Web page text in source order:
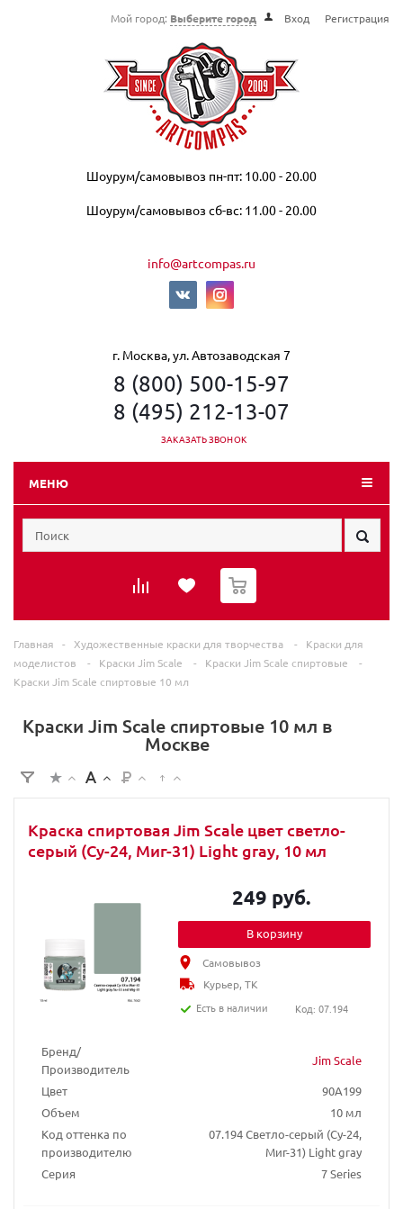
Мой город: Выберите город Вход Регистрация
Шоурум/самовывоз пн-пт: 10.00 - 20.00
Шоурум/самовывоз сб-вс: 11.00 - 20.00
info@artcompas.ru
г. Москва, ул. Автозаводская 7
8 (800) 500-15-97
8 (495) 212-13-07
ЗАКАЗАТЬ ЗВОНОК
МЕНЮ
0
Главная - Художественные краски для творчества -
Краски для
моделистов
- Краски Jim Scale - Краски Jim Scale спиртовые
-
Краски Jim Scale спиртовые 10 мл
Краски Jim Scale спиртовые 10 мл в
Москве
Краска спиртовая Jim Scale цвет светло-
серый (Су-24, Миг-31) Light gray, 10 мл
Бренд/
Производитель
Jim Scale
Цвет
90A199
Объем
10 мл
Код оттенка по
производителю
07.194 Светло-серый (Су-24,
Миг-31) Light gray
Серия
7 Series
249 руб.
В корзину
Самовывоз
Курьер, ТК
Есть в наличии
Код: 07.194